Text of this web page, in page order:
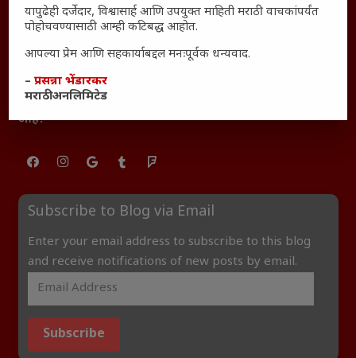
महाराष्ट्र आणि संपूर्ण भारतातील शेतकऱ्यांना मान्सूनचे महत्त्व
मीडियावर चर्चांना उधाण
सार्वजनिक नोंद: पेमेंट डिफॉल्ट प्रकरण – Kris Ankem [FFME]
धावपळीच्या जीवनात शांततेचा शोध – Meditation का आवश्यक
आहे?
Subscribe to Blog via Email
Enter your email address to subscribe to this blog
and receive notifications of new posts by email.
Subscribe
यापुढेही दर्जेदार, विश्वासार्ह आणि उपयुक्त माहिती मराठी वाचकांपर्यंत
पोहोचवण्यासाठी आम्ही कटिबद्ध आहोत.
आपल्या प्रेम आणि सहकार्याबद्दल मनःपूर्वक धन्यवाद.
–प्रसन्ना भेंडारकर
मराठी अनलिमिटेड